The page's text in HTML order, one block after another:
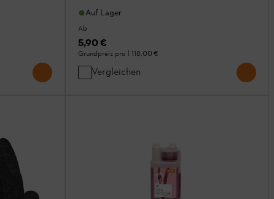
Auf Lager
Ab
5,90 €
Grundpreis pro l 118,00 €
Vergleichen